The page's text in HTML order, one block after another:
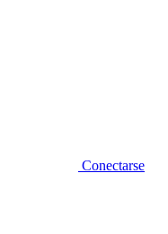
Conectarse